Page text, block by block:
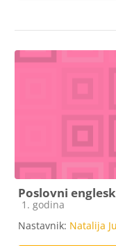
Poslovni
Kategorija e-kolegija
1. godina
Nastavnik: Natalija